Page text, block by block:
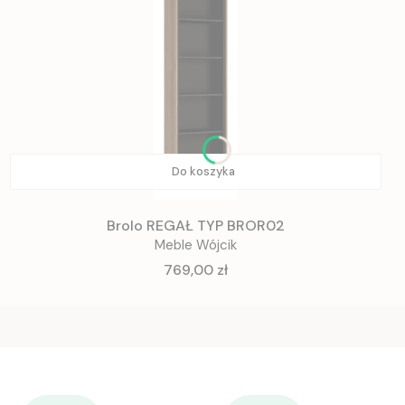
Do koszyka
Brolo REGAŁ TYP BROR02
Meble Wójcik
Cena
769,00 zł